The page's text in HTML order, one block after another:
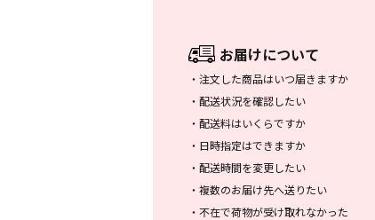
お届けについて
・ 注文した商品はいつ届きますか
・ 配送状況を確認したい
・ 配送料はいくらですか
・ 日時指定はできますか
・ 配送時間を変更したい
・ 複数のお届け先へ送りたい
・ 不在で荷物が受け取れなかった